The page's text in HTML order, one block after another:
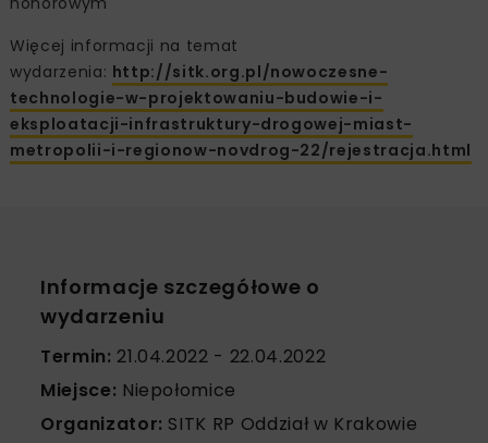
Więcej informacji na temat
wydarzenia: http://sitk.org.pl/nowoczesne-
technologie-w-projektowaniu-budowie-i-
eksploatacji-infrastruktury-drogowej-miast-
metropolii-i-regionow-novdrog-22/rejestracja.html
Informacje szczegółowe o
wydarzeniu
Termin: 21.04.2022 - 22.04.2022
Miejsce: Niepołomice
Organizator: SITK RP Oddział w Krakowie